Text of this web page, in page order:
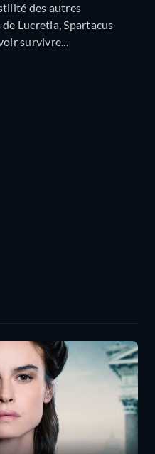
des autres
Lucretia, Spartacus
survivre...